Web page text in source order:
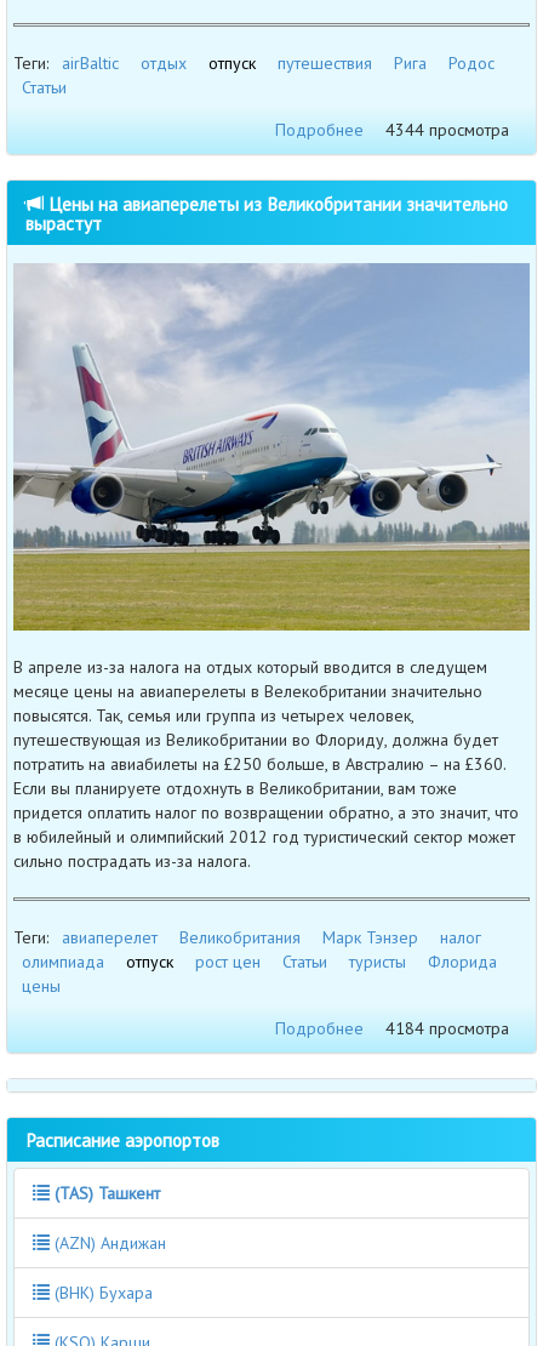
Теги: airBaltic отдых отпуск путешествия Рига
Родос
Статьи
Подробнее
4344 просмотра
Цены на авиаперелеты из Великобритании значительно
вырастут
В апреле из-за налога на отдых который вводится в следущем
месяце цены на авиаперелеты в Велекобритании значительно
повысятся. Так, семья или группа из четырех человек,
путешествующая из Великобритании во Флориду, должна будет
потратить на авиабилеты на £250 больше, в Австралию – на £360.
Если вы планируете отдохнуть в Великобритании, вам тоже
придется оплатить налог по возвращении обратно, а это значит, что
в юбилейный и олимпийский 2012 год туристический сектор может
сильно пострадать из-за налога.
Теги: авиаперелет Великобритания Марк Тэнзер
налог
олимпиада
отпуск рост цен Статьи туристы
Флорида
цены
Подробнее
4184 просмотра
Расписание аэропортов
(TAS) Ташкент
(AZN) Андижан
(BHK) Бухара